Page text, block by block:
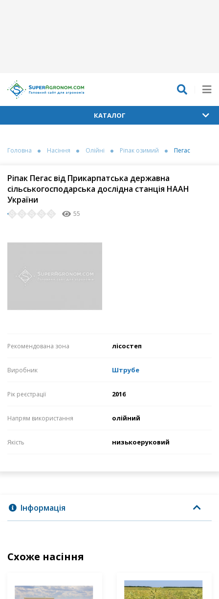
КАТАЛОГ
Головна Насіння Олійні Ріпак озимий Пегас
Ріпак Пегас від Прикарпатська державна
сільськогосподарська дослідна станція НААН
України
55
Рекомендована зона лісостеп
Виробник Штрубе
Рік реєстрації 2016
Напрям використання олійний
Якість низькоеруковий
Інформація
Схоже насіння